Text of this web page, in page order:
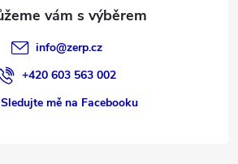
info@zerp.cz
+420 603 563 002
Sledujte mě na Facebooku